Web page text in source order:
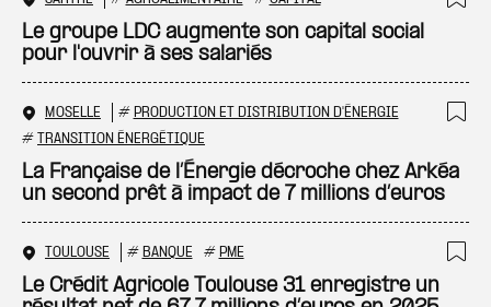
Le groupe LDC augmente son capital social
pour l'ouvrir à ses salariés
MOSELLE # PRODUCTION ET DISTRIBUTION D'ÉNERGIE
# TRANSITION ÉNERGÉTIQUE
La Française de l’Énergie décroche chez Arkéa
un second prêt à impact de 7 millions d’euros
TOULOUSE # BANQUE # PME
Le Crédit Agricole Toulouse 31 enregistre un